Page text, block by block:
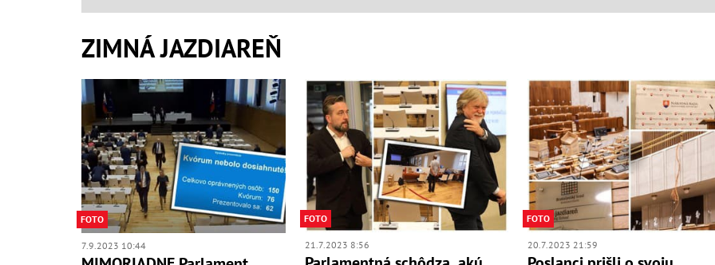
ZIMNÁ JAZDIAREŇ
FOTO
7.9.2023 10:44
FOTO
21.7.2023 8:56
FOTO
20.7.2023 21:59